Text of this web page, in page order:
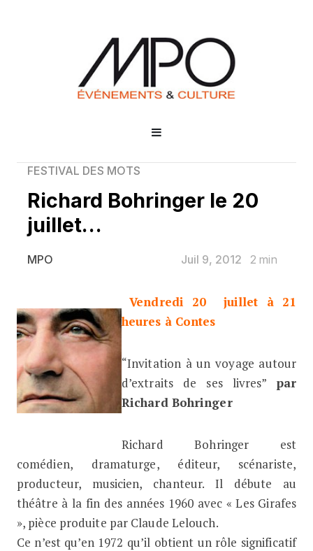
FESTIVAL DES MOTS
Richard Bohringer le 20
juillet…
MPO Juil 9, 2012 2 min
Richard Bohringer le 20 juillet…
Vendredi 20 juillet à 21
heures à Contes
“Invitation à un voyage autour
d’extraits de ses livres” par
Richard Bohringer
Richard Bohringer est
comédien, dramaturge, éditeur, scénariste,
producteur, musicien, chanteur. Il débute au
théâtre à la fin des années 1960 avec « Les Girafes
», pièce produite par Claude Lelouch.
Ce n’est qu’en 1972 qu’il obtient un rôle significatif